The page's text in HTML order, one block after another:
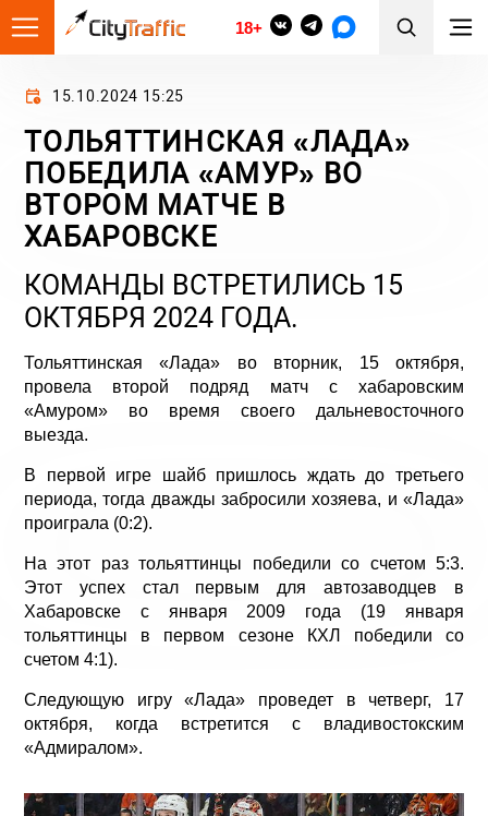
18+
15.10.2024 15:25
ТОЛЬЯТТИНСКАЯ «ЛАДА»
ПОБЕДИЛА «АМУР» ВО
ВТОРОМ МАТЧЕ В
ХАБАРОВСКЕ
КОМАНДЫ ВСТРЕТИЛИСЬ 15
ОКТЯБРЯ 2024 ГОДА.
Тольяттинская «Лада» во вторник, 15 октября,
провела второй подряд матч с хабаровским
«Амуром» во время своего дальневосточного
выезда.
В первой игре шайб пришлось ждать до третьего
периода, тогда дважды забросили хозяева, и «Лада»
проиграла (0:2).
На этот раз тольяттинцы победили со счетом 5:3.
Этот успех стал первым для автозаводцев в
Хабаровске с января 2009 года (19 января
тольяттинцы в первом сезоне КХЛ победили со
счетом 4:1).
Следующую игру «Лада» проведет в четверг, 17
октября, когда встретится с владивостокским
«Адмиралом».